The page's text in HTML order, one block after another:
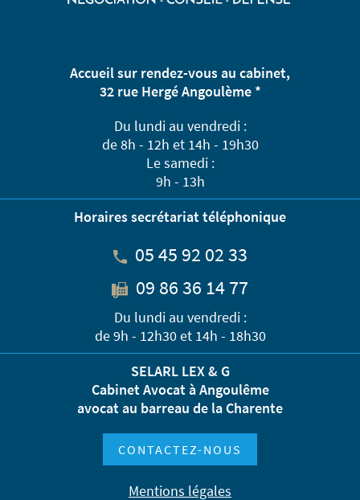
Accueil sur rendez-vous au cabinet,
32 rue Hergé Angoulème *
Du lundi au vendredi :
de 8h - 12h et 14h - 19h30
Le samedi :
9h - 13h
Horaires secrétariat téléphonique
05 45 92 02 33
09 86 36 14 77
Du lundi au vendredi :
de 9h - 12h30 et 14h - 18h30
SELARL LEX & G
Cabinet Avocat à Angoulême
avocat au barreau de la Charente
CONTACTEZ-NOUS
Mentions légales